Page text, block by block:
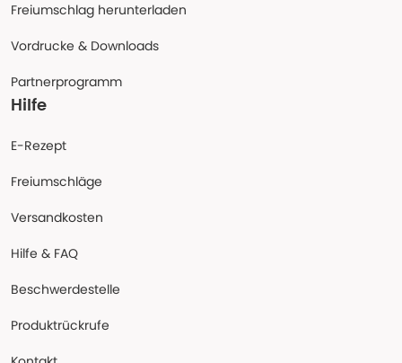
Freiumschlag herunterladen
Vordrucke & Downloads
Partnerprogramm
Hilfe
E-Rezept
Freiumschläge
Versandkosten
Hilfe & FAQ
Beschwerdestelle
Produktrückrufe